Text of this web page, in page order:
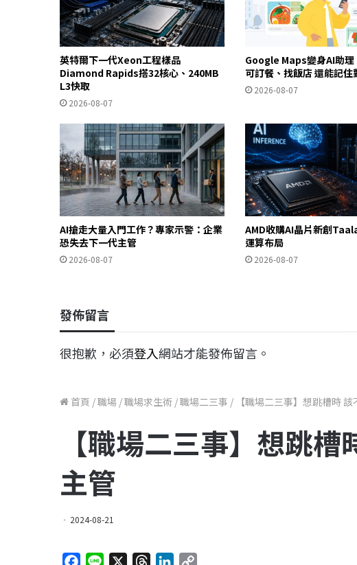
英特爾下一代Xeon工程樣品
Diamond Rapids搭32核心、240MB
L3快取
2026-08-07
Google Maps變身AI助
可訂餐、找飯店 還能記住
2026-08-07
AI搶走大量入門工作？專家示警：企業
恐失去下一代主管
2026-08-07
AMD收購AI晶片新創
運算布局
2026-08-07
發佈留言
很抱歉，必須登入網站才能發佈留言。